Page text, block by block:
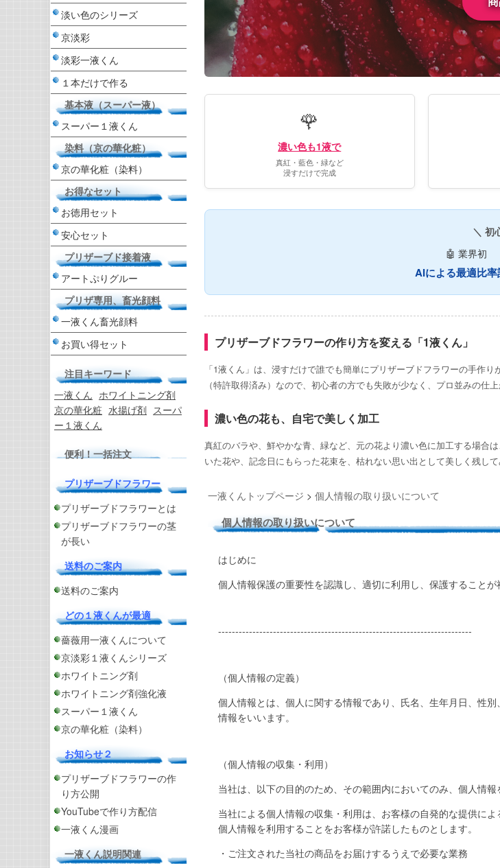
淡い色のシリーズ
京淡彩
淡彩一液くん
１本だけで作る
基本液（スーパー液）
スーパー１液くん
染料（京の華化粧）
京の華化粧（染料）
お得なセット
お徳用セット
安心セット
プリザーブド接着液
アートぷりグルー
プリザ専用、畜光顔料
一液くん畜光顔料
お買い得セット
注目キーワード
一液くん ホワイトニング剤
京の華化粧 水揚げ剤 スーパ
ー１液くん
便利！一括注文
プリザーブドフラワー
プリザーブドフラワーとは
プリザーブドフラワーの茎
が長い
送料のご案内
送料のご案内
どの１液くんが最適
薔薇用一液くんについて
京淡彩１液くんシリーズ
ホワイトニング剤
ホワイトニング剤強化液
スーパー１液くん
京の華化粧（染料）
お知らせ２
プリザーブドフラワーの作
り方公開
YouTubeで作り方配信
一液くん漫画
一液くん説明関連
🌹
濃い色も1液で
真紅・藍色・緑など
浸すだけで完成
＼ 初
🤖 業界初
AIによる最適比率
プリザーブドフラワーの作り方を変える「1液くん」
「1液くん」は、浸すだけで誰でも簡単にプリザーブドフラワーの手作
（特許取得済み）なので、初心者の方でも失敗が少なく、プロ並みの仕上
濃い色の花も、自宅で美しく加工
真紅のバラや、鮮やかな青、緑など、元の花より濃い色に加工する場合
いた花や、記念日にもらった花束を、枯れない思い出として美しく残し
一液くんトップページ > 個人情報の取り扱いについて
個人情報の取り扱いについて
はじめに
個人情報保護の重要性を認識し、適切に利用し、保護すること
--------------------------------------------------------------------------
（個人情報の定義）
個人情報とは、個人に関する情報であり、氏名、生年月日、性
情報をいいます。
（個人情報の収集・利用）
当社は、以下の目的のため、その範囲内においてのみ、個人情報
当社による個人情報の収集・利用は、お客様の自発的な提供に
個人情報を利用することをお客様が許諾したものとします。
・ご注文された当社の商品をお届けするうえで必要な業務